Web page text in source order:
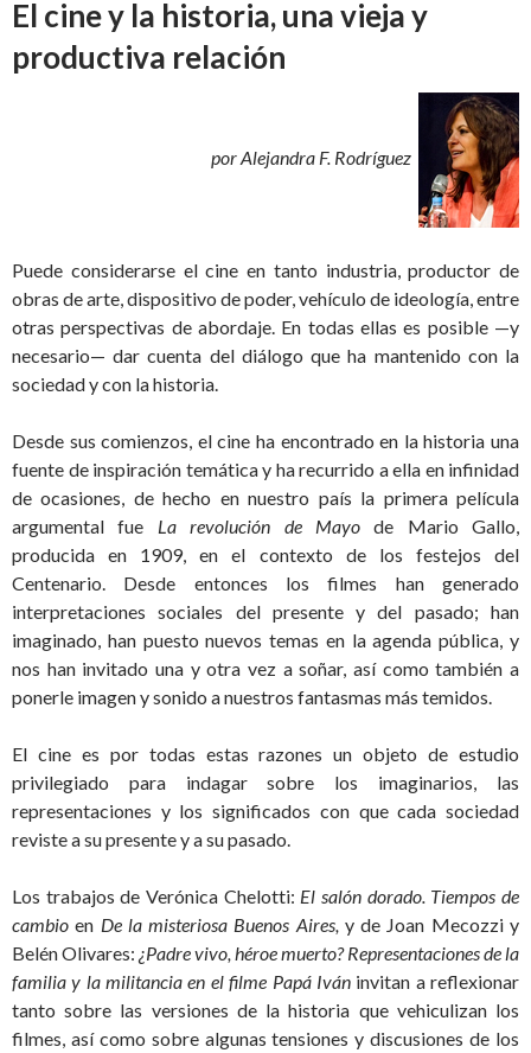
El cine y la historia, una vieja y
productiva relación
por Alejandra F. Rodríguez
Puede considerarse el cine en tanto industria, productor de
obras de arte, dispositivo de poder, vehículo de ideología, entre
otras perspectivas de abordaje. En todas ellas es posible —y
necesario— dar cuenta del diálogo que ha mantenido con la
sociedad y con la historia.
Desde sus comienzos, el cine ha encontrado en la historia una
fuente de inspiración temática y ha recurrido a ella en infinidad
de ocasiones, de hecho en nuestro país la primera película
argumental fue La revolución de Mayode Mario Gallo,
producida en 1909, en el contexto de los festejos del
Centenario. Desde entonces los filmes han generado
interpretaciones sociales del presente y del pasado; han
imaginado, han puesto nuevos temas en la agenda pública, y
nos han invitado una y otra vez a soñar, así como también a
ponerle imagen y sonido a nuestros fantasmas más temidos.
El cine es por todas estas razones un objeto de estudio
privilegiado para indagar sobre los imaginarios, las
representaciones y los significados con que cada sociedad
reviste a su presente y a su pasado.
Los trabajos de Verónica Chelotti: El salón dorado. Tiempos de
cambioen De la misteriosa Buenos Aires, y de Joan Mecozzi y
Belén Olivares: ¿Padre vivo, héroe muerto? Representaciones de la
familia y la militancia en el filme Papá Iváninvitan a reflexionar
tanto sobre las versiones de la historia que vehiculizan los
filmes, así como sobre algunas tensiones y discusiones de los